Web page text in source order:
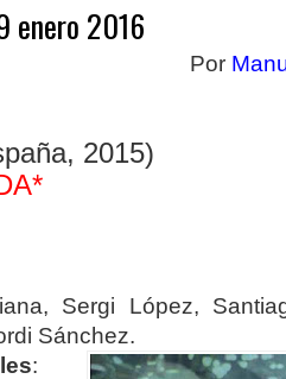
enero 2016
Por
paña, 2015)
Sergi López,
Sánchez.
: